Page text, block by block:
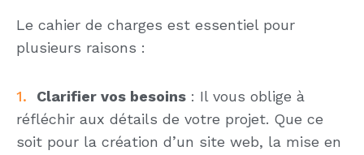
Le cahier de charges est essentiel pour
plusieurs raisons :
Clarifier vos besoins: Il vous oblige à
réfléchir aux détails de votre projet. Que ce
soit pour la création d’un site web, la mise en